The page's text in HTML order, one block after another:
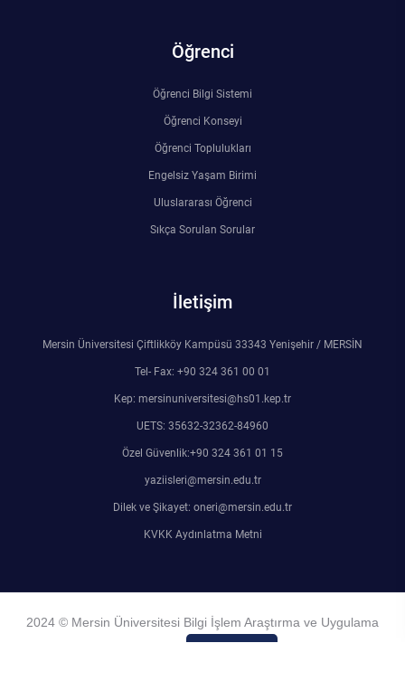
Öğrenci
Öğrenci Bilgi Sistemi
Öğrenci Konseyi
Öğrenci Toplulukları
Engelsiz Yaşam Birimi
Uluslararası Öğrenci
Sıkça Sorulan Sorular
İletişim
Mersin Üniversitesi Çiftlikköy Kampüsü 33343 Yenişehir / MERSİN
Tel- Fax: +90 324 361 00 01
Kep: mersinuniversitesi@hs01.kep.tr
UETS: 35632-32362-84960
Özel Güvenlik:+90 324 361 01 15
yaziisleri@mersin.edu.tr
Dilek ve Şikayet: oneri@mersin.edu.tr
KVKK Aydınlatma Metni
2024 © Mersin Üniversitesi Bilgi İşlem Araştırma ve Uygulama